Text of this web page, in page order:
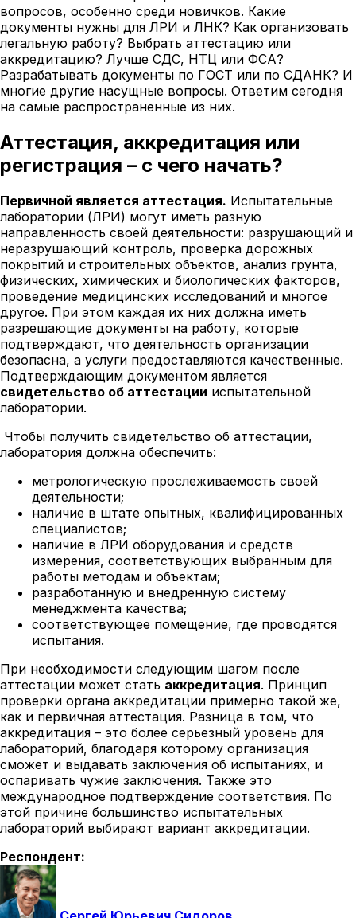
вопросов, особенно среди новичков. Какие
документы нужны для ЛРИ и ЛНК? Как организовать
легальную работу? Выбрать аттестацию или
аккредитацию? Лучше СДС, НТЦ или ФСА?
Разрабатывать документы по ГОСТ или по СДАНК? И
многие другие насущные вопросы. Ответим сегодня
на самые распространенные из них.
Аттестация, аккредитация или
регистрация – с чего начать?
Первичной является аттестация. Испытательные
лаборатории (ЛРИ) могут иметь разную
направленность своей деятельности: разрушающий и
неразрушающий контроль, проверка дорожных
покрытий и строительных объектов, анализ грунта,
физических, химических и биологических факторов,
проведение медицинских исследований и многое
другое. При этом каждая их них должна иметь
разрешающие документы на работу, которые
подтверждают, что деятельность организации
безопасна, а услуги предоставляются качественные.
Подтверждающим документом является
свидетельство об аттестации испытательной
лаборатории.
Чтобы получить свидетельство об аттестации,
лаборатория должна обеспечить:
метрологическую прослеживаемость своей
деятельности;
наличие в штате опытных, квалифицированных
специалистов;
наличие в ЛРИ оборудования и средств
измерения, соответствующих выбранным для
работы методам и объектам;
разработанную и внедренную систему
менеджмента качества;
соответствующее помещение, где проводятся
испытания.
При необходимости следующим шагом после
аттестации может стать аккредитация. Принцип
проверки органа аккредитации примерно такой же,
как и первичная аттестация. Разница в том, что
аккредитация – это более серьезный уровень для
лабораторий, благодаря которому организация
сможет и выдавать заключения об испытаниях, и
оспаривать чужие заключения. Также это
международное подтверждение соответствия. По
этой причине большинство испытательных
лабораторий выбирают вариант аккредитации.
Респондент: